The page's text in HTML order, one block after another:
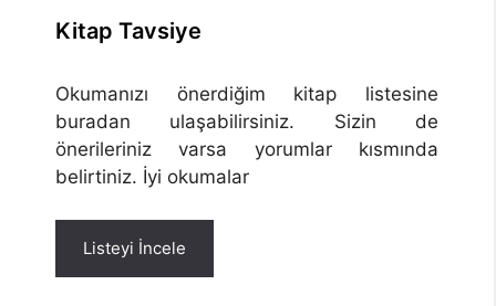
Kitap Tavsiye
Okumanızı önerdiğim kitap listesine
buradan ulaşabilirsiniz. Sizin de
önerileriniz varsa yorumlar kısmında
belirtiniz. İyi okumalar
Listeyi İncele